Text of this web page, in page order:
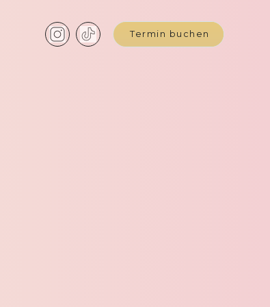
Termin buchen